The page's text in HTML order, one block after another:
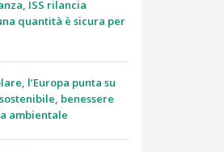
ISS rilancia
quantità è sicura per
l’Europa punta su
benessere
ambientale